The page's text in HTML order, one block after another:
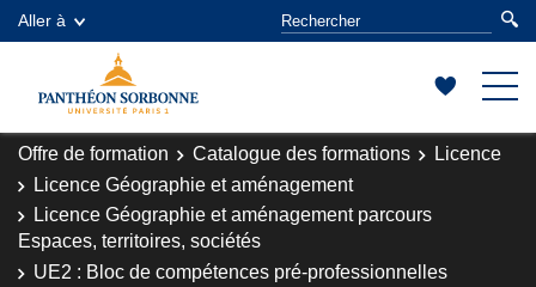
Aller à
Offre de formation Catalogue des formations
Licence
Licence Géographie et aménagement
Licence Géographie et aménagement parcours
Espaces, territoires, sociétés
UE2 : Bloc de compétences pré-professionnelles